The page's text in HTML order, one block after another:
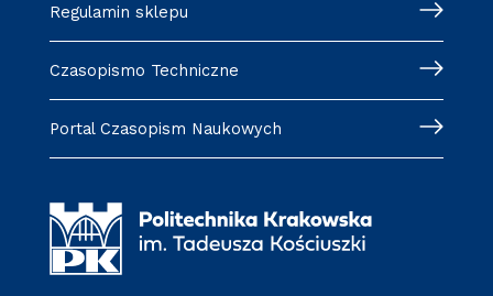
Regulamin sklepu
Czasopismo Techniczne
Portal Czasopism Naukowych